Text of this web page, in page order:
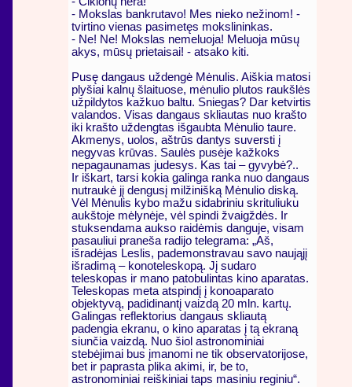
- Mokslas bankrutavo! Mes nieko nežinom! -
tvirtino vienas pasimetęs mokslininkas.
- Ne! Ne! Mokslas nemeluoja! Meluoja mūsų
akys, mūsų prietaisai! - atsako kiti.
Pusę dangaus uždengė Mėnulis. Aiškia matosi
plyšiai kalnų šlaituose, mėnulio plutos raukšlės
užpildytos kažkuo baltu. Sniegas? Dar ketvirtis
valandos. Visas dangaus skliautas nuo krašto
iki krašto uždengtas išgaubta Mėnulio taure.
Akmenys, uolos, aštrūs dantys suversti į
negyvas krūvas. Saulės pusėje kažkoks
nepagaunamas judesys. Kas tai – gyvybė?..
Ir iškart, tarsi kokia galinga ranka nuo dangaus
nutraukė jį dengusį milžinišką Mėnulio diską.
Vėl Mėnulis kybo mažu sidabriniu skrituliuku
aukštoje mėlynėje, vėl spindi žvaigždės. Ir
stuksendama aukso raidėmis danguje, visam
pasauliui praneša radijo telegrama: „Aš,
išradėjas Leslis, pademonstravau savo naująjį
išradimą – konoteleskopą. Jį sudaro
teleskopas ir mano patobulintas kino aparatas.
Teleskopas meta atspindį į konoaparato
objektyvą, padidinantį vaizdą 20 mln. kartų.
Galingas reflektorius dangaus skliautą
padengia ekranu, o kino aparatas į tą ekraną
siunčia vaizdą. Nuo šiol astronominiai
stebėjimai bus įmanomi ne tik observatorijose,
bet ir paprasta plika akimi, ir, be to,
astronominiai reiškiniai taps masiniu reginiu“.